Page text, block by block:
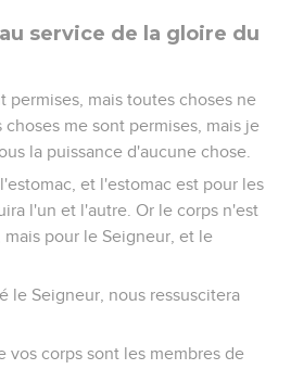
service de la gloire du
permises, mais toutes choses ne
me sont permises, mais je
la puissance d'aucune chose.
et l'estomac est pour les
l'un et l'autre. Or le corps n'est
pour le Seigneur, et le
le Seigneur, nous ressuscitera
vos corps sont les membres de